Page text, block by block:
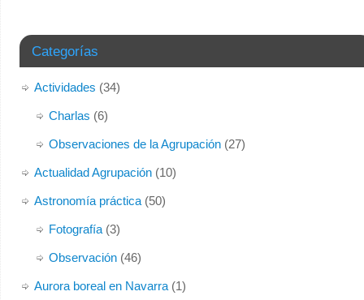
Categorías
Actividades (34)
Charlas (6)
Observaciones de la Agrupación(27)
Actualidad Agrupación(10)
Astronomía práctica(50)
Fotografía(3)
Observación(46)
Aurora boreal en Navarra(1)